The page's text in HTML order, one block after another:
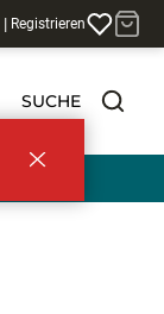
| Registrieren
SUCHE